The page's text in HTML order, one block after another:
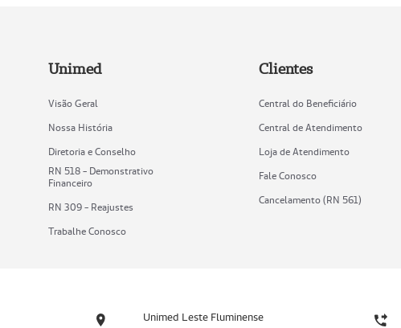
Unimed
Visão Geral
Nossa História
Diretoria e Conselho
RN 518 - Demonstrativo
Financeiro
RN 309 - Reajustes
Trabalhe Conosco
Clientes
Central do Beneficiário
Central de Atendimento
Loja de Atendimento
Fale Conosco
Cancelamento (RN 561)
Unimed Leste Fluminense